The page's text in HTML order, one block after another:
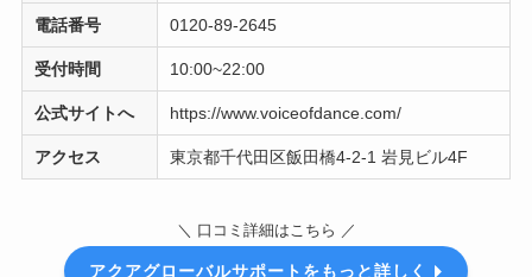
電話番号 0120-89-2645
受付時間 10:00~22:00
公式サイトへ https://www.voiceofdance.com/
アクセス 東京都千代田区飯田橋4-2-1 岩見ビル4F
＼ 口コミ詳細はこちら ／
アクアグローバルサポートをもっと詳しく